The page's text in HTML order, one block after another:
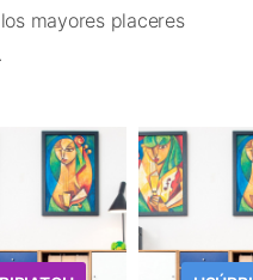
mayores placeres